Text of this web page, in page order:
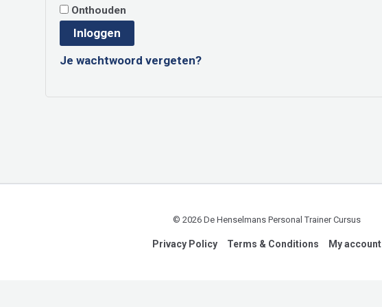
Onthouden
Inloggen
Je wachtwoord vergeten?
© 2026 De Henselmans Personal Trainer Cursus
Privacy Policy Terms & Conditions My account